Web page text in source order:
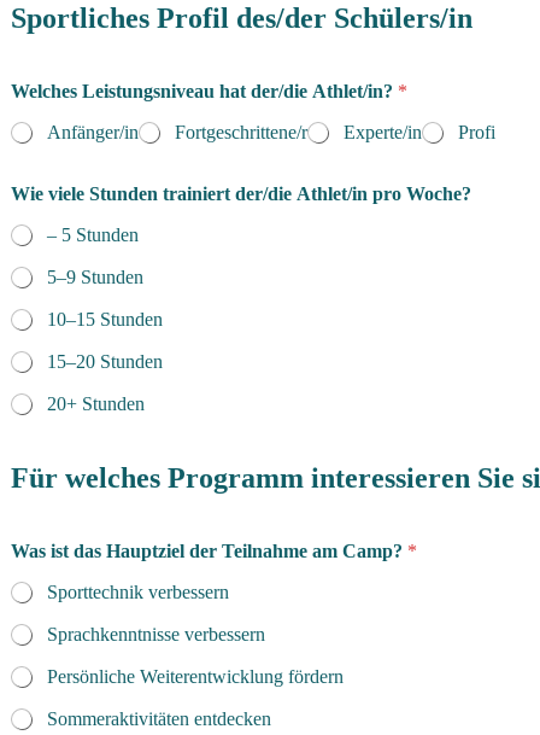
Sportliches Profil des/der Schülers/in
Welches Leistungsniveau hat der/die Athlet/in? *
Anfänger/in
Fortgeschrittene/r Experte/in Profi
Wie viele Stunden trainiert der/die Athlet/in pro Woche?
– 5 Stunden
5–9 Stunden
10–15 Stunden
15–20 Stunden
20+ Stunden
Für welches Programm interessieren Sie
Was ist das Hauptziel der Teilnahme am Camp? *
Sporttechnik verbessern
Sprachkenntnisse verbessern
Persönliche Weiterentwicklung fördern
Sommeraktivitäten entdecken